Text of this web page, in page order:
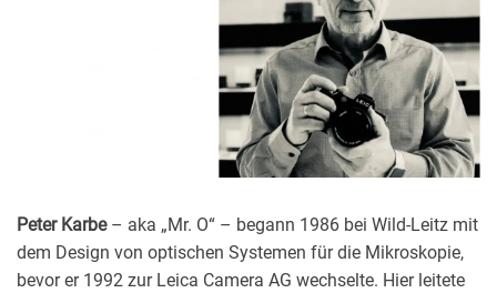
Peter Karbe– aka „Mr. O“ – begann 1986 bei Wild-Leitz mit
dem Design von optischen Systemen für die Mikroskopie,
bevor er 1992 zur Leica Camera AG wechselte. Hier leitete